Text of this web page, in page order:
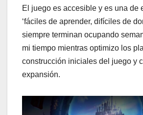
El juego es accesible y es una de
‘fáciles de aprender, difíciles de
siempre terminan ocupando
mi tiempo mientras optimizo los
construcción iniciales del juego y
expansión.